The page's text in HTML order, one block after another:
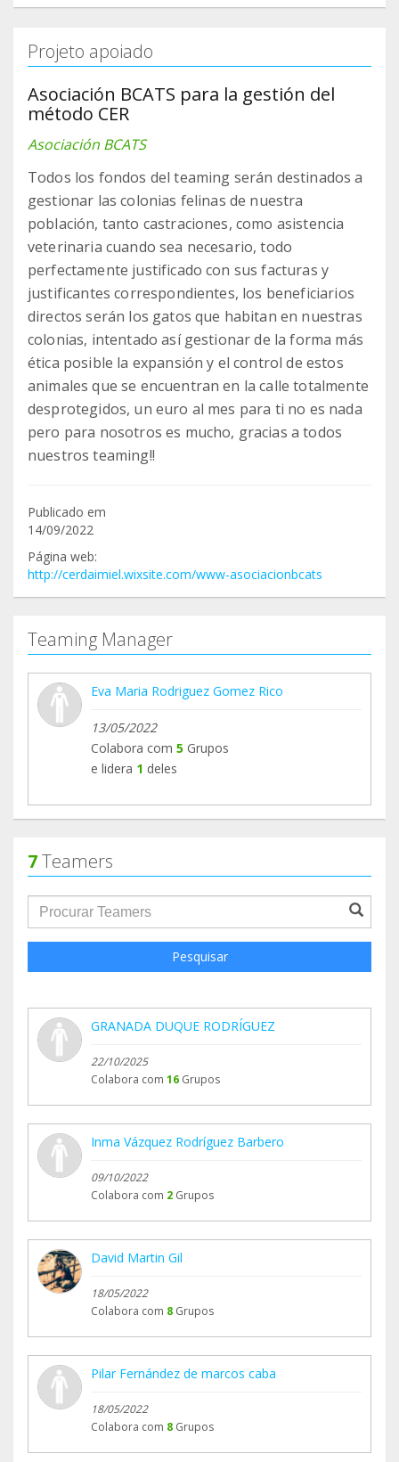
Projeto apoiado
Asociación BCATS para la gestión del
método CER
Asociación BCATS
Todos los fondos del teaming serán destinados a
gestionar las colonias felinas de nuestra
población, tanto castraciones, como asistencia
veterinaria cuando sea necesario, todo
perfectamente justificado con sus facturas y
justificantes correspondientes, los beneficiarios
directos serán los gatos que habitan en nuestras
colonias, intentado así gestionar de la forma más
ética posible la expansión y el control de estos
animales que se encuentran en la calle totalmente
desprotegidos, un euro al mes para ti no es nada
pero para nosotros es mucho, gracias a todos
nuestros teaming!!
Publicado em
14/09/2022
Página web:
http://cerdaimiel.wixsite.com/www-asociacionbcats
Teaming Manager
Eva Maria Rodriguez Gomez Rico
13/05/2022
Colabora com 5 Grupos
e lidera 1 deles
7Teamers
groupProfile.searchForm.search.text???
Pesquisar
GRANADA DUQUE RODRÍGUEZ
22/10/2025
Colabora com 16 Grupos
Inma Vázquez Rodríguez Barbero
09/10/2022
Colabora com 2 Grupos
David Martin Gil
18/05/2022
Colabora com 8 Grupos
Pilar Fernández de marcos caba
18/05/2022
Colabora com 8 Grupos